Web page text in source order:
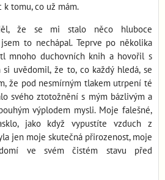
tomu, co už mám.
že se mi stalo něco hluboce
to nechápal. Teprve po několika
mnoho duchovních knih a hovořil s
uvědomil, že to, co každý hledá, se
že pod nesmírným tlakem utrpení té
svého ztotožnění s mým bázlivým a
výplodem mysli. Moje falešné,
jako když vypustíte vzduch z
jen moje skutečná přirozenost, moje
ve svém čistém stavu před